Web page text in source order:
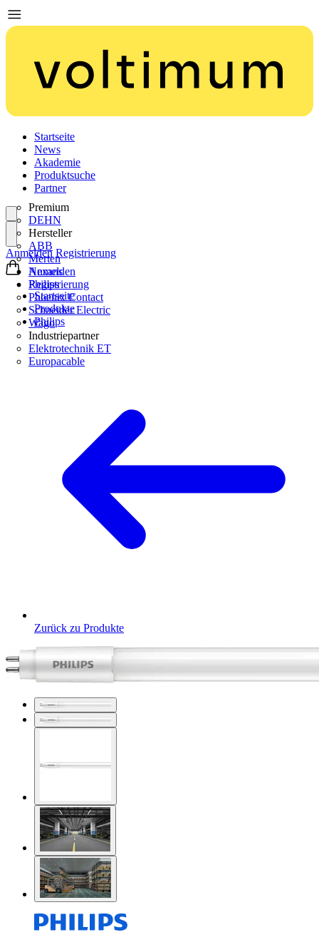
Startseite
News
Akademie
Produktsuche
Partner
Premium
DEHN
Hersteller
ABB
Merten
Nexans
Philips
Phoenix Contact
Schneider Electric
Wago
Industriepartner
Elektrotechnik ET
Europacable
Anmelden
Registrierung
Anmelden Registrierung
Startseite
Produkte
Philips
Zurück zu Produkte